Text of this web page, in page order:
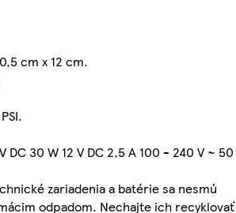
cm x 12 cm.
DC 30 W 12 V DC 2,5 A 100 - 240 V ~ 50
zariadenia a batérie sa nesmú
odpadom. Nechajte ich recyklovať